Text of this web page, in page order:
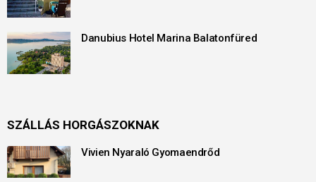
Danubius Hotel Marina Balatonfüred
SZÁLLÁS HORGÁSZOKNAK
Vivien Nyaraló Gyomaendrőd